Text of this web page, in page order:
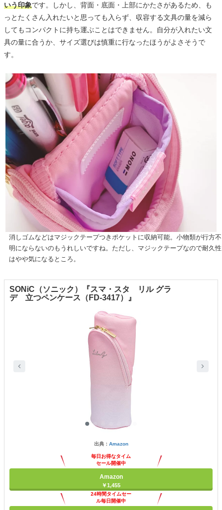
いう印象です。しかし、背面・底面・上部にかたさがあるため、も
っとたくさん入れたいと思っても入らず、収容する文具の量を減ら
してもコンパクトに持ち運ぶことはできません。自分が入れたい文
具の量に合うか、サイズ選びは慎重に行なったほうがよさそうで
す。
消しゴムなどはマジックテープつきポケットに収納可能。小物類が行方不
明にならないのもうれしいですね。ただし、マジックテープなので耐久性
はやや気になるところ。
SONiC（ソニック）『スマ・スタ リル グラ
デ 立つペンケース（FD-3417）』
出典： Amazon
毎日お得なタイム
セール開催中
Amazon
￥1,455
24時間タイムセー
ル毎日開催中